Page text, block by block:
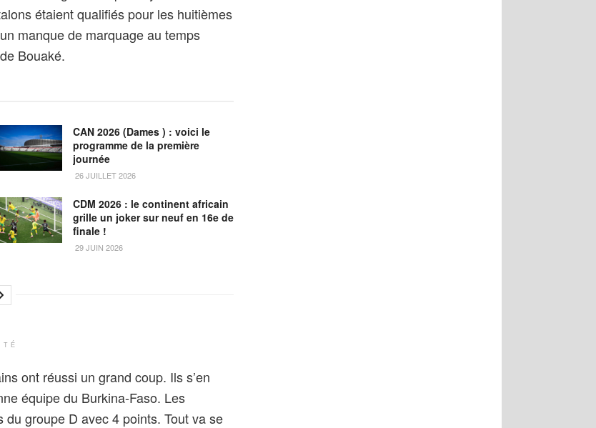
étaient qualifiés pour les huitièmes
manque de marquage au temps
Bouaké.
CAN 2026 (Dames ) : voici le
programme de la première
journée
26 JUILLET 2026
CDM 2026 : le continent africain
grille un joker sur neuf en 16e de
finale !
29 JUIN 2026
ont réussi un grand coup. Ils s’en
équipe du Burkina-Faso. Les
groupe D avec 4 points. Tout va se